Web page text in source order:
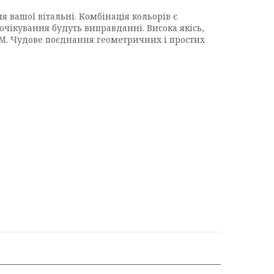
вітальні. Комбінація кольорів є
будуть виправданні. Висока якісь,
Чудове поєднання геометричних і простих